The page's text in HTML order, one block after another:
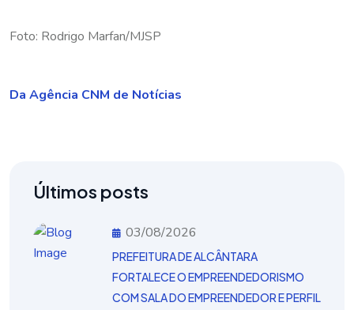
Foto: Rodrigo Marfan/MJSP
Da Agência CNM de Notícias
Últimos posts
03/08/2026
PREFEITURA DE ALCÂNTARA
FORTALECE O EMPREENDEDORISMO
COM SALA DO EMPREENDEDOR E PERFIL